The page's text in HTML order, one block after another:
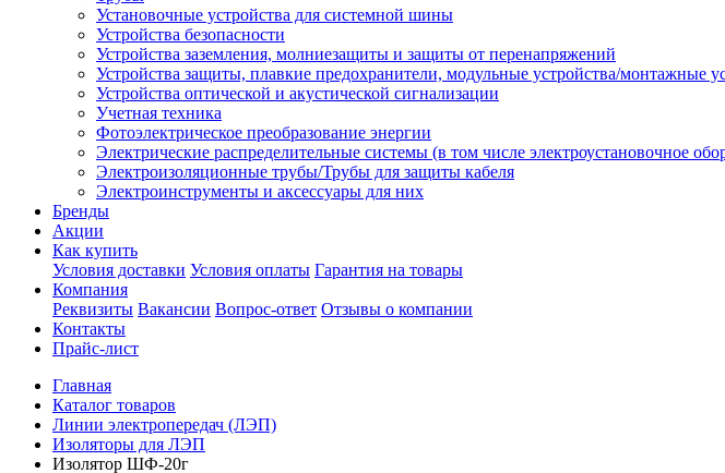
Установочные устройства для системной шины
Устройства безопасности
Устройства заземления, молниезащиты и защиты от перенапряжений
Устройства защиты, плавкие предохранители, модульные устройства/монтажные
Устройства оптической и акустической сигнализации
Учетная техника
Фотоэлектрическое преобразование энергии
Электрические распределительные системы (в том числе электроустановочное
Электроизоляционные трубы/Трубы для защиты кабеля
Электроинструменты и аксессуары для них
Бренды
Акции
Как купить
Условия доставки Условия оплаты Гарантия на товары
Компания
Реквизиты Вакансии Вопрос-ответ Отзывы о компании
Контакты
Прайс-лист
Главная
Каталог товаров
Линии электропередач (ЛЭП)
Изоляторы для ЛЭП
Изолятор ШФ-20г